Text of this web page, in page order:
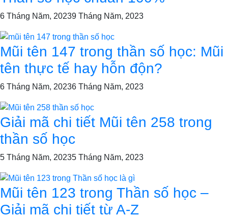
6 Tháng Năm, 20239 Tháng Năm, 2023
Mũi tên 147 trong thần số học: Mũi
tên thực tế hay hỗn độn?
6 Tháng Năm, 20236 Tháng Năm, 2023
Giải mã chi tiết Mũi tên 258 trong
thần số học
5 Tháng Năm, 20235 Tháng Năm, 2023
Mũi tên 123 trong Thần số học –
Giải mã chi tiết từ A-Z